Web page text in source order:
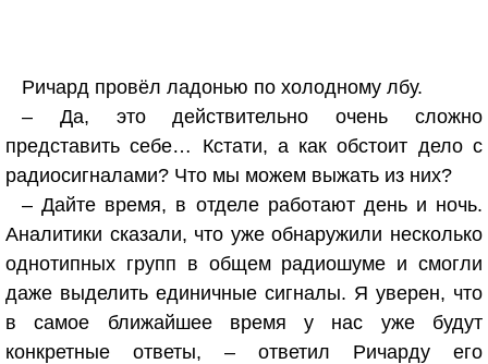
Ричард провёл ладонью по холодному лбу.
– Да, это действительно очень сложно
представить себе… Кстати, а как обстоит дело с
радиосигналами? Что мы можем выжать из них?
– Дайте время, в отделе работают день и ночь.
Аналитики сказали, что уже обнаружили несколько
однотипных групп в общем радиошуме и смогли
даже выделить единичные сигналы. Я уверен, что
в самое ближайшее время у нас уже будут
конкретные ответы, – ответил Ричарду его